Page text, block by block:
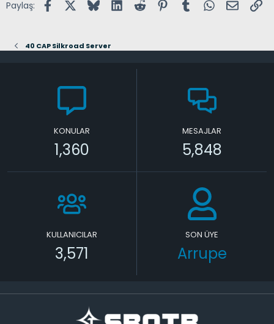
Paylaş: FacebookX (Twitter)
BlueskyLinkedInReddit PinterestTumblr WhatsApp
E-posta
40 CAP Silkroad Server
KONULAR
1,360
MESAJLAR
5,848
KULLANICILAR
3,571
SON ÜYE
Arrupe